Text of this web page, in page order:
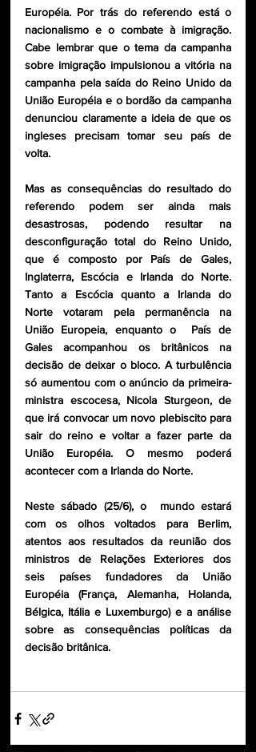
Européia. Por trás do referendo está o
nacionalismo e o combate à imigração.
Cabe lembrar que o tema da campanha
sobre imigração impulsionou a vitória na
campanha pela saída do Reino Unido da
União Européia e o bordão da campanha
denunciou claramente a ideia de que os
ingleses precisam tomar seu país de
volta.
Mas as consequências do resultado do
referendo podem ser ainda mais
desastrosas, podendo resultar na
desconfiguração total do Reino Unido,
que é composto por País de Gales,
Inglaterra, Escócia e Irlanda do Norte.
Tanto a Escócia quanto a Irlanda do
Norte votaram pela permanência na
União Europeia, enquanto o  País de
Gales acompanhou os britânicos na
decisão de deixar o bloco. A turbulência
só aumentou com o anúncio da primeira-
ministra escocesa, Nicola Sturgeon, de
que irá convocar um novo plebiscito para
sair do reino e voltar a fazer parte da
União Européia. O mesmo poderá
acontecer com a Irlanda do Norte.
Neste sábado (25/6), o  mundo estará
com os olhos voltados para Berlim,
atentos aos resultados da reunião dos
ministros de Relações Exteriores dos
seis países fundadores da União
Européia (França, Alemanha, Holanda,
Bélgica, Itália e Luxemburgo) e a análise
sobre as consequências políticas da
decisão britânica.